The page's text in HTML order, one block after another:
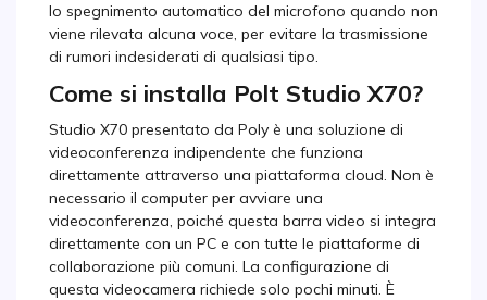
lo spegnimento automatico del microfono quando non
viene rilevata alcuna voce, per evitare la trasmissione
di rumori indesiderati di qualsiasi tipo.
Come si installa Polt Studio X70?
Studio X70 presentato da Poly è una soluzione di
videoconferenza indipendente che funziona
direttamente attraverso una piattaforma cloud. Non è
necessario il computer per avviare una
videoconferenza, poiché questa barra video si integra
direttamente con un PC e con tutte le piattaforme di
collaborazione più comuni. La configurazione di
questa videocamera richiede solo pochi minuti. È